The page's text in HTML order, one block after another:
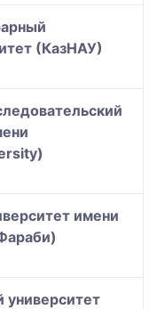
(КазНАУ)
имени
университет